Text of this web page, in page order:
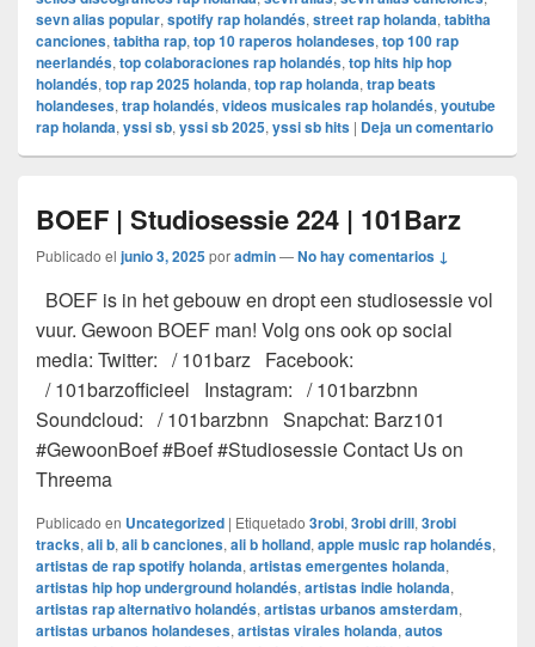
sevn alias popular, spotify rap holandés, street rap holanda, tabitha
canciones, tabitha rap, top 10 raperos holandeses, top 100 rap
neerlandés, top colaboraciones rap holandés, top hits hip hop
holandés, top rap 2025 holanda, top rap holanda, trap beats
holandeses, trap holandés, videos musicales rap holandés, youtube
rap holanda, yssi sb, yssi sb 2025, yssi sb hits | Deja un comentario
BOEF | Studiosessie 224 | 101Barz
Publicado el junio 3, 2025poradmin—No hay comentarios ↓
BOEF is in het gebouw en dropt een studiosessie vol
vuur. Gewoon BOEF man! Volg ons ook op social
media: Twitter: / 101barz Facebook:
/ 101barzofficieel Instagram: / 101barzbnn
Soundcloud: / 101barzbnn Snapchat: Barz101
#GewoonBoef #Boef #Studiosessie Contact Us on
Threema
Publicado en Uncategorized | Etiquetado 3robi, 3robi drill, 3robi
tracks, ali b, ali b canciones, ali b holland, apple music rap holandés,
artistas de rap spotify holanda, artistas emergentes holanda,
artistas hip hop underground holandés, artistas indie holanda,
artistas rap alternativo holandés, artistas urbanos amsterdam,
artistas urbanos holandeses, artistas virales holanda, autos